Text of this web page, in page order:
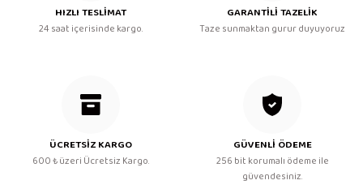
HIZLI TESLİMAT
24 saat içerisinde kargo.
GARANTİLİ TAZELİK
Taze sunmaktan gurur duyuyoruz
ÜCRETSİZ KARGO
600 ₺ üzeri Ücretsiz Kargo.
GÜVENLİ ÖDEME
256 bit korumalı ödeme ile
güvendesiniz.